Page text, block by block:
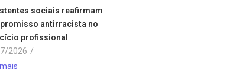
sociais reafirmam
antirracista no
profissional
2026 /
mais